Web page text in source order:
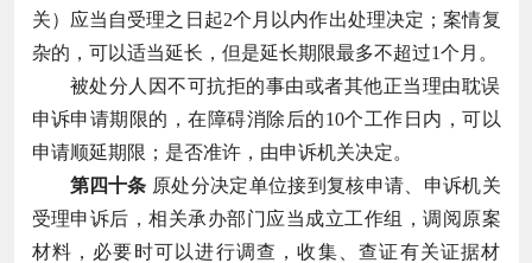
关）应当自受理之日起2个月以内作出处理决定；案情复
杂的，可以适当延长，但是延长期限最多不超过1个月。
被处分人因不可抗拒的事由或者其他正当理由耽误
申诉申请期限的，在障碍消除后的10个工作日内，可以
申请顺延期限；是否准许，由申诉机关决定。
第四十条 原处分决定单位接到复核申请、申诉机关
受理申诉后，相关承办部门应当成立工作组，调阅原案
材料，必要时可以进行调查，收集、查证有关证据材